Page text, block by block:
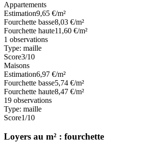
Appartements
Estimation9,65 €/m²
Fourchette basse8,03 €/m²
Fourchette haute11,60 €/m²
1 observations
Type: maille
Score3/10
Maisons
Estimation6,97 €/m²
Fourchette basse5,74 €/m²
Fourchette haute8,47 €/m²
19 observations
Type: maille
Score1/10
Loyers au m² : fourchette